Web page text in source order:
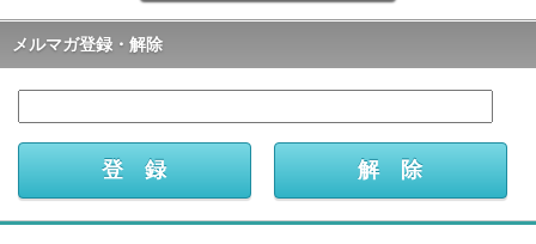
メルマガ登録・解除